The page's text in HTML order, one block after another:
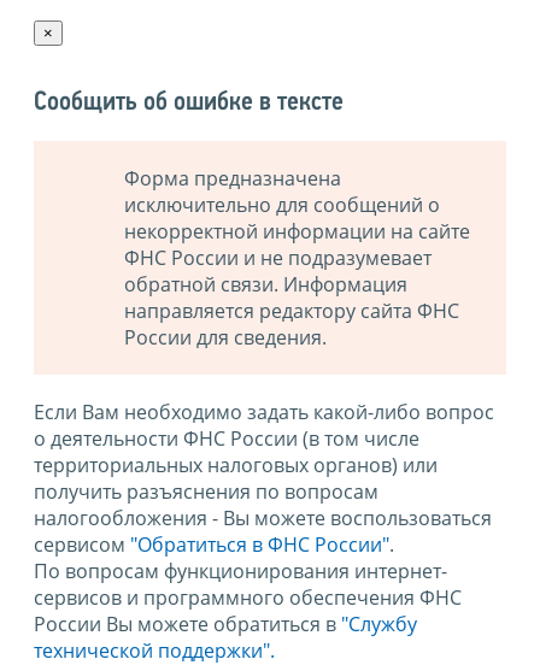
×
Сообщить об ошибке в тексте
Форма предназначена
исключительно для сообщений о
некорректной информации на сайте
ФНС России и не подразумевает
обратной связи. Информация
направляется редактору сайта ФНС
России для сведения.
Если Вам необходимо задать какой-либо вопрос
о деятельности ФНС России (в том числе
территориальных налоговых органов) или
получить разъяснения по вопросам
налогообложения - Вы можете воспользоваться
сервисом "Обратиться в ФНС России".
По вопросам функционирования интернет-
сервисов и программного обеспечения ФНС
России Вы можете обратиться в "Службу
технической поддержки".